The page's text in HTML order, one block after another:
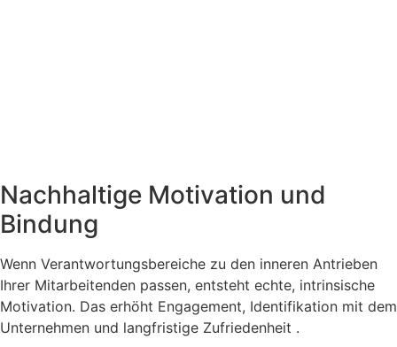
Nachhaltige Motivation und
Bindung
Wenn Verantwortungsbereiche zu den inneren Antrieben
Ihrer Mitarbeitenden passen, entsteht echte, intrinsische
Motivation. Das erhöht Engagement, Identifikation mit dem
Unternehmen und langfristige Zufriedenheit .